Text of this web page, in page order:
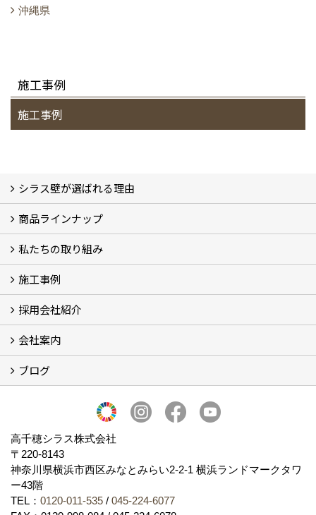
沖縄県
施工事例
施工事例
シラス壁が選ばれる理由
シラスストーリー
こだわり
シラス壁の驚くべき性能
商品ラインナップ
一覧
内装仕上げ材
外装仕上げ材
舗装材
水性無機高分子系ハイブリッド型塗料
エコリフォーム
消臭壁紙
Q&A
資料PDF
私たちの取り組み
SDGs、GHGへの取り組み (2)
マグマシラス米
特別対談 (2)
高千穂シラス解説ムービー
研究プロジェクト (4)
プロジェクト (3)
施工事例
施工事例
お客様からのお便り
採用会社紹介
採用会社紹介
「鏝人の会」左官店のご紹介
会社案内
会社概要・沿革
代表の実績
製造紹介
ショールーム
アクセス
採用情報
バナーダウンロード
プライバシーポリシー
Takachiho Shirasu Global Site
LINE公式アカウント
ブログ
高千穂シラス株式会社
〒220-8143
神奈川県横浜市西区みなとみらい2‐2‐1 横浜ランドマークタワ
ー43階
TEL： 0120-011-535 / 045-224-6077